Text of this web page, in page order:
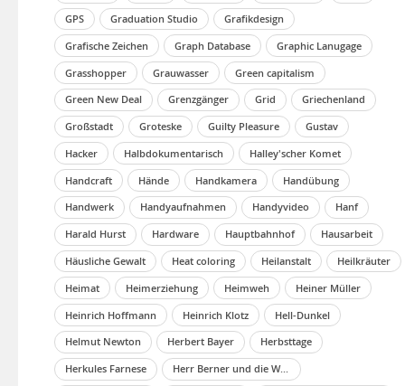
GPS
Graduation Studio
Grafikdesign
Grafische Zeichen
Graph Database
Graphic Lanugage
Grasshopper
Grauwasser
Green capitalism
Green New Deal
Grenzgänger Grid
Griechenland
Großstadt
Groteske Guilty Pleasure
Gustav
Hacker
Halbdokumentarisch
Halley'scher Komet
Handcraft
Hände Handkamera
Handübung
Handwerk
Handyaufnahmen Handyvideo
Hanf
Harald Hurst
Hardware Hauptbahnhof
Hausarbeit
Häusliche Gewalt
Heat coloring Heilanstalt
Heilkräuter
Heimat
Heimerziehung Heimweh
Heiner Müller
Heinrich Hoffmann
Heinrich Klotz
Hell-Dunkel
Helmut Newton
Herbert Bayer
Herbsttage
Herkules Farnese
Herr Berner und die Wolokolamsker Chaussee